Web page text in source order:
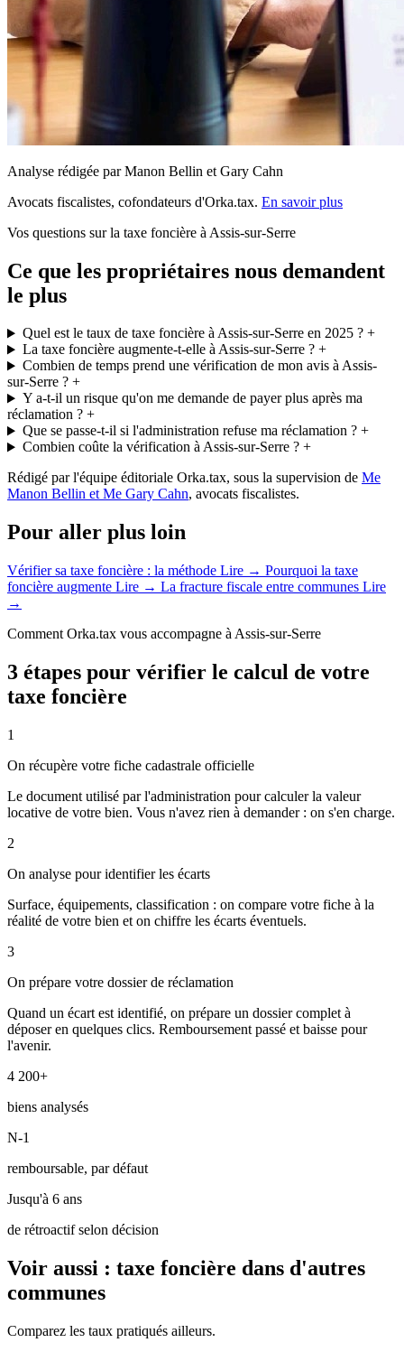
Analyse rédigée par Manon Bellin et Gary Cahn
Avocats fiscalistes, cofondateurs d'Orka.tax. En savoir plus
Vos questions sur la taxe foncière à Assis-sur-Serre
Ce que les propriétaires nous demandent
le plus
Quel est le taux de taxe foncière à Assis-sur-Serre en 2025 ?+
La taxe foncière augmente-t-elle à Assis-sur-Serre ?+
Combien de temps prend une vérification de mon avis à Assis-
sur-Serre ? +
Y a-t-il un risque qu'on me demande de payer plus après ma
réclamation ? +
Que se passe-t-il si l'administration refuse ma réclamation ?+
Combien coûte la vérification à Assis-sur-Serre ?+
Rédigé par l'équipe éditoriale Orka.tax, sous la supervision de Me
Manon Bellin et Me Gary Cahn, avocats fiscalistes.
Pour aller plus loin
Vérifier sa taxe foncière : la méthode Lire → Pourquoi la taxe
foncière augmente Lire → La fracture fiscale entre communes Lire
→
Comment Orka.tax vous accompagne à Assis-sur-Serre
3 étapes pour vérifier le calcul de votre
taxe foncière
1
On récupère votre fiche cadastrale officielle
Le document utilisé par l'administration pour calculer la valeur
locative de votre bien. Vous n'avez rien à demander : on s'en charge.
2
On analyse pour identifier les écarts
Surface, équipements, classification : on compare votre fiche à la
réalité de votre bien et on chiffre les écarts éventuels.
3
On prépare votre dossier de réclamation
Quand un écart est identifié, on prépare un dossier complet à
déposer en quelques clics. Remboursement passé et baisse pour
l'avenir.
4 200+
biens analysés
N-1
remboursable, par défaut
Jusqu'à 6 ans
de rétroactif selon décision
Voir aussi : taxe foncière dans d'autres
communes
Comparez les taux pratiqués ailleurs.